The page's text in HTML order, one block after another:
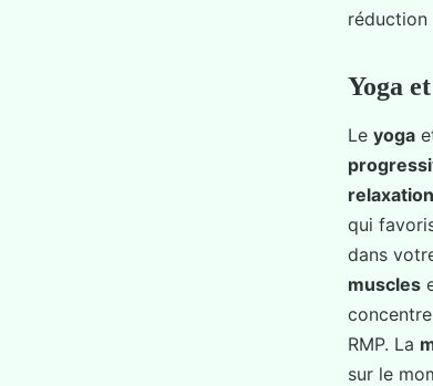
réduction
Yoga
Le yoga
relaxation
qui
dans
muscles
RMP. La
sur le